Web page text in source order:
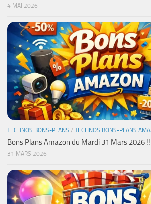
4 MAI 2026
TECHNOS BONS-PLANS / TECHNOS BONS-PLANS
Bons Plans Amazon du Mardi 31 Mars 2026 !!!
31 MARS 2026